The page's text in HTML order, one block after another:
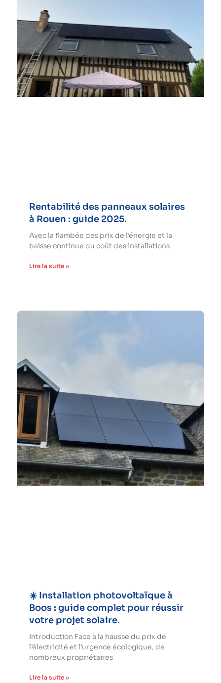
Rentabilité des panneaux solaires
à Rouen : guide 2025.
Avec la flambée des prix de l’énergie et la
baisse continue du coût des installations
Lire la suite »
☀️ Installation photovoltaïque à
Boos : guide complet pour réussir
votre projet solaire.
Introduction Face à la hausse du prix de
l’électricité et l’urgence écologique, de
nombreux propriétaires
Lire la suite »